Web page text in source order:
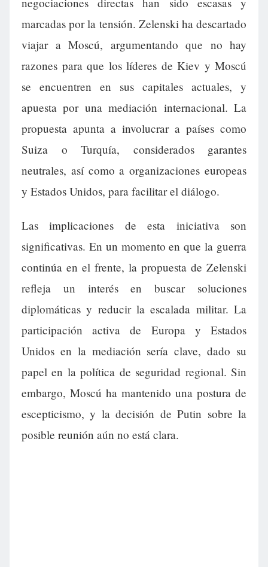
marcadas por la tensión. Zelenski ha descartado
viajar a Moscú, argumentando que no hay
razones para que los líderes de Kiev y Moscú
se encuentren en sus capitales actuales, y
apuesta por una mediación internacional. La
propuesta apunta a involucrar a países como
Suiza o Turquía, considerados garantes
neutrales, así como a organizaciones europeas
y Estados Unidos, para facilitar el diálogo.
Las implicaciones de esta iniciativa son
significativas. En un momento en que la guerra
continúa en el frente, la propuesta de Zelenski
refleja un interés en buscar soluciones
diplomáticas y reducir la escalada militar. La
participación activa de Europa y Estados
Unidos en la mediación sería clave, dado su
papel en la política de seguridad regional. Sin
embargo, Moscú ha mantenido una postura de
escepticismo, y la decisión de Putin sobre la
posible reunión aún no está clara.